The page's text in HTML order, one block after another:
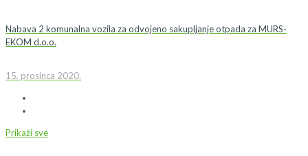
Nabava 2 komunalna vozila za odvojeno sakupljanje otpada za MURS-
EKOM d.o.o.
15. prosinca 2020.
Prikaži sve